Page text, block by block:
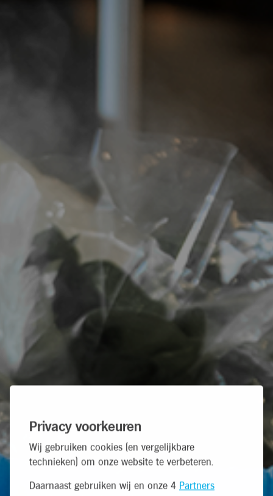
Privacy voorkeuren
Wij gebruiken cookies (en vergelijkbare
technieken) om onze website te verbeteren.
Daarnaast gebruiken wij en onze 4 Partners